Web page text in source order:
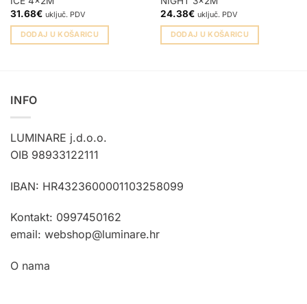
31.68€ uključ. PDV
DODAJ U KOŠARICU
24.38€ uključ. PDV
DODAJ U KOŠARICU
INFO
LUMINARE j.d.o.o.
OIB 98933122111
IBAN: HR4323600001103258099
Kontakt: 0997450162
email: webshop@luminare.hr
O nama